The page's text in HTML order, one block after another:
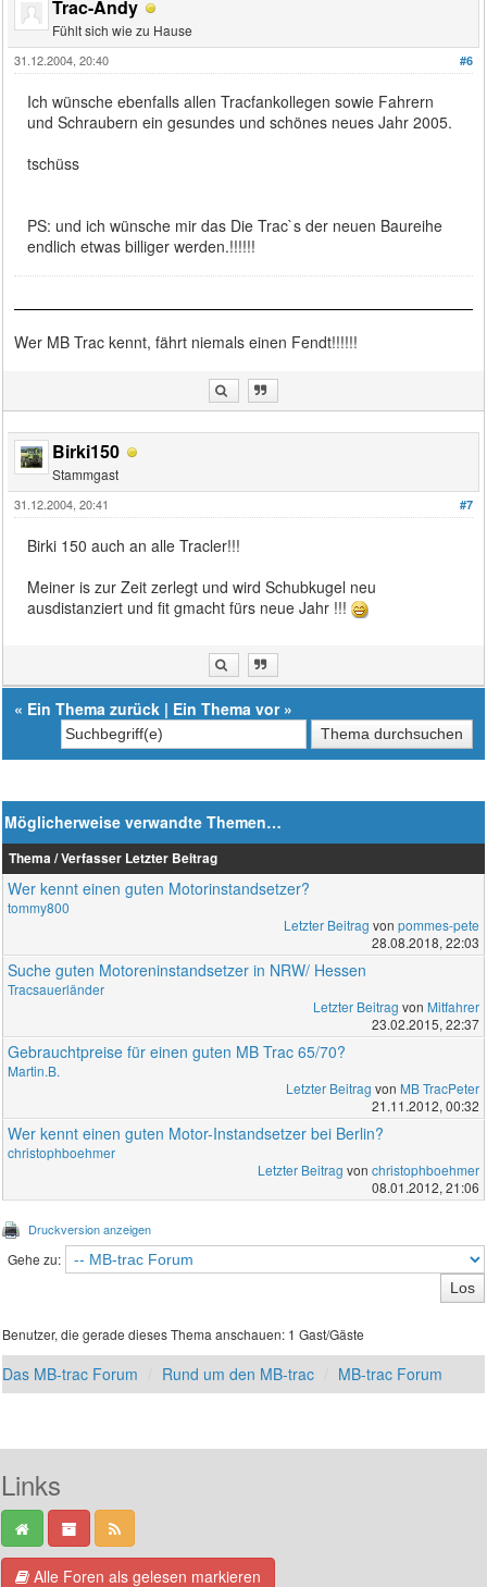
Trac-Andy
Fühlt sich wie zu Hause
#6
31.12.2004, 20:40
Ich wünsche ebenfalls allen Tracfankollegen sowie Fahrern
und Schraubern ein gesundes und schönes neues Jahr 2005.
tschüss
PS: und ich wünsche mir das Die Trac`s der neuen Baureihe
endlich etwas billiger werden.!!!!!!
Wer MB Trac kennt, fährt niemals einen Fendt!!!!!!
Birki150
Stammgast
#7
31.12.2004, 20:41
Birki 150 auch an alle Tracler!!!
Meiner is zur Zeit zerlegt und wird Schubkugel neu
ausdistanziert und fit gmacht fürs neue Jahr !!!
« Ein Thema zurück | Ein Thema vor»
Möglicherweise verwandte Themen…
Thema / Verfasser Letzter Beitrag
Wer kennt einen guten Motorinstandsetzer?
tommy800
Letzter Beitrag von pommes-pete
28.08.2018, 22:03
Suche guten Motoreninstandsetzer in NRW/ Hessen
Tracsauerländer
Letzter Beitrag von Mitfahrer
23.02.2015, 22:37
Gebrauchtpreise für einen guten MB Trac 65/70?
Martin.B.
Letzter Beitrag von MB TracPeter
21.11.2012, 00:32
Wer kennt einen guten Motor-Instandsetzer bei Berlin?
christophboehmer
Letzter Beitrag von christophboehmer
08.01.2012, 21:06
Druckversion anzeigen
Gehe zu:
Benutzer, die gerade dieses Thema anschauen: 1 Gast/Gäste
Das MB-trac Forum Rund um den MB-trac MB-trac Forum
Links
Alle Foren als gelesen markieren